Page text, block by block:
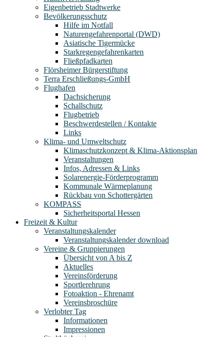
Eigenbetrieb Stadtwerke
Bevölkerungsschutz
Hilfe im Notfall
Naturengefahrenportal (DWD)
Asiatische Tigermücke
Starkregengefahrenkarten
Fließpfadkarten
Flörsheimer Bürgerstiftung
Terra Erschließungs-GmbH
Flughafen
Dachsicherung
Schallschutz
Flugbetrieb
Beschwerdestellen / Kontakte
Links
Klima- und Umweltschutz
Klimaschutzkonzept & Klima-Aktionsplan
Veranstaltungen
Infos, Adressen & Links
Solarenergie-Förderprogramm
Kommunale Wärmeplanung
Rückbau von Schottergärten
KOMPASS
Sicherheitsportal Hessen
Freizeit & Kultur
Veranstaltungskalender
Veranstaltungskalender download
Vereine & Gruppierungen
Übersicht von A bis Z
Aktuelles
Vereinsförderung
Sportlerehrung
Fotoaktion - Ehrenamt
Vereinsbroschüre
Verlobter Tag
Informationen
Impressionen